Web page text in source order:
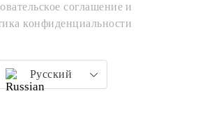
соглашение и
конфиденциальности
Русский